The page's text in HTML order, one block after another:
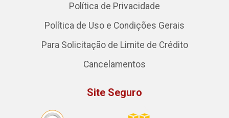
Política de Privacidade
Política de Uso e Condições Gerais
Para Solicitação de Limite de Crédito
Cancelamentos
Site Seguro